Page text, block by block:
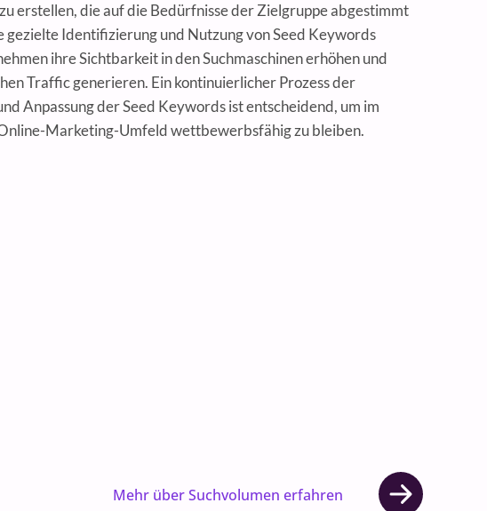
erstellen, die auf die Bedürfnisse der Zielgruppe abgestimmt
gezielte Identifizierung und Nutzung von Seed Keywords
ihre Sichtbarkeit in den Suchmaschinen erhöhen und
Traffic generieren. Ein kontinuierlicher Prozess der
Anpassung der Seed Keywords ist entscheidend, um im
Marketing-Umfeld wettbewerbsfähig zu bleiben.
Mehr über Suchvolumen erfahren